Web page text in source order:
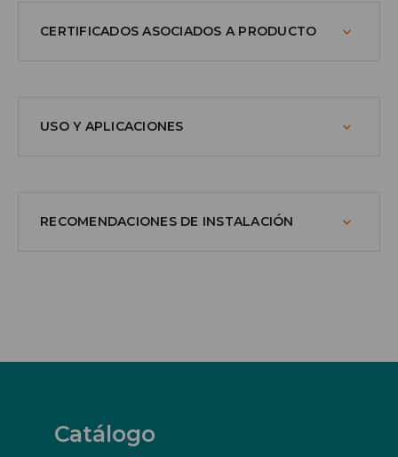
CERTIFICADOS ASOCIADOS A PRODUCTO
USO Y APLICACIONES
RECOMENDACIONES DE INSTALACIÓN
Catálogo